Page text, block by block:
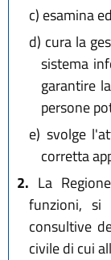
c) esamina
d) cura la
sistema
garantire
persone
e) svolge
corretta
2. La
funzioni, si
consultive
civile di cui